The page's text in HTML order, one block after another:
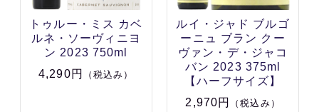
トゥルー・ミス カベ
ルネ・ソーヴィニヨ
ン 2023 750ml
4,290円
（税込み）
ルイ・ジャド ブルゴ
ーニュ ブラン クー
ヴァン・デ・ジャコ
バン 2023 375ml
【ハーフサイズ】
2,970円
（税込み）